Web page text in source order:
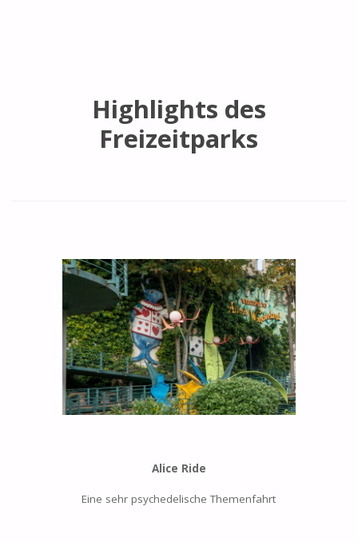
Highlights des
Freizeitparks
Alice Ride
Eine sehr psychedelische Themenfahrt